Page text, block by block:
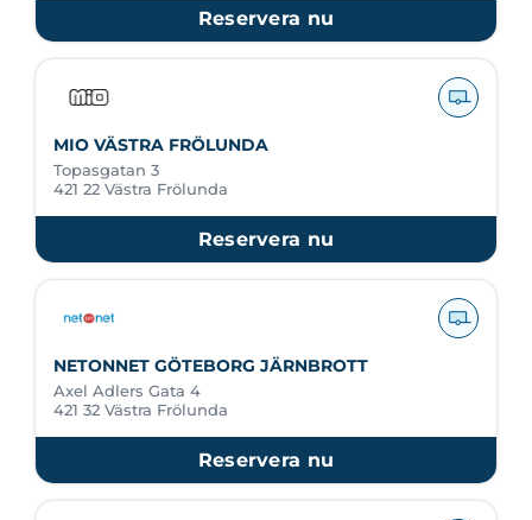
Reservera nu
MIO VÄSTRA FRÖLUNDA
Topasgatan 3
421 22 Västra Frölunda
Reservera nu
NETONNET GÖTEBORG JÄRNBROTT
Axel Adlers Gata 4
421 32 Västra Frölunda
Reservera nu